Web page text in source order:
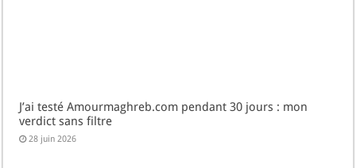
J’ai testé Amourmaghreb.com pendant 30 jours : mon
verdict sans filtre
28 juin 2026